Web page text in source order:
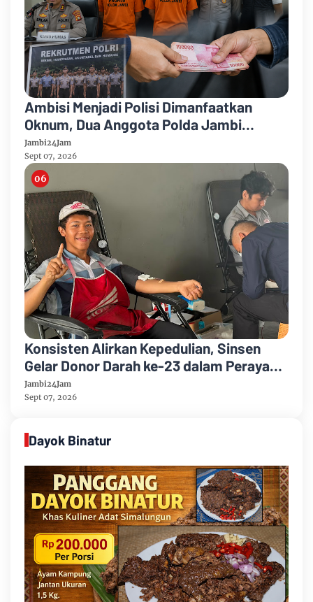
Ambisi Menjadi Polisi Dimanfaatkan
Oknum, Dua Anggota Polda Jambi
Diduga Tipu Calon Bintara dengan Janji
Kelulusan
Jambi24Jam
Sept 07, 2026
Konsisten Alirkan Kepedulian, Sinsen
Gelar Donor Darah ke-23 dalam Perayaan
Anniversary Sinsen
Jambi24Jam
Sept 07, 2026
Dayok Binatur